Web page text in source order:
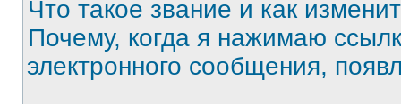
Что такое звание и как
Почему, когда я нажимаю
электронного сообщения,